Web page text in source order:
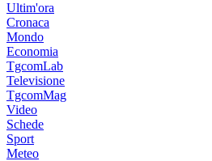
Ultim'ora
Cronaca
Mondo
Economia
TgcomLab
Televisione
TgcomMag
Video
Schede
Sport
Meteo